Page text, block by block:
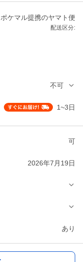
ポケマル提携のヤマト便
配送区分:
不可
1~3日
可
2026年7月19日
あり